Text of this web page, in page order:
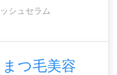
シュセラム
つ毛美容